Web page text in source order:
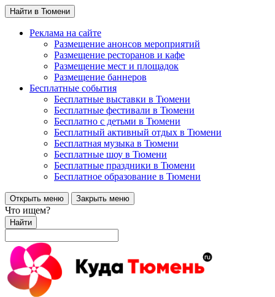
Найти в Тюмени
Реклама на сайте
Размещение анонсов мероприятий
Размещение ресторанов и кафе
Размещение мест и площадок
Размещение баннеров
Бесплатные события
Бесплатные выставки в Тюмени
Бесплатные фестивали в Тюмени
Бесплатно с детьми в Тюмени
Бесплатный активный отдых в Тюмени
Бесплатная музыка в Тюмени
Бесплатные шоу в Тюмени
Бесплатные праздники в Тюмени
Бесплатное образование в Тюмени
Открыть меню Закрыть меню
Что ищем?
Найти